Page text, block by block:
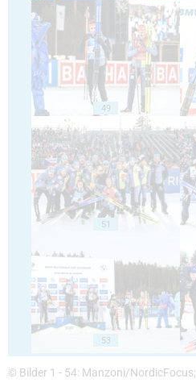
49
51
53
© Bilder 1 - 54: Manzoni/NordicFocus;